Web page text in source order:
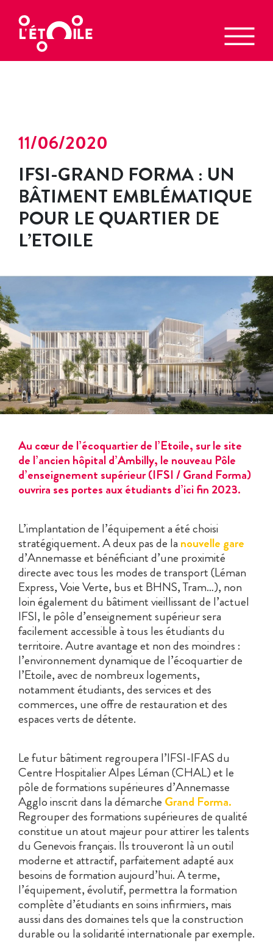
11/06/2020
IFSI-GRAND FORMA : UN
BÂTIMENT EMBLÉMATIQUE
POUR LE QUARTIER DE
L’ETOILE
Au cœur de l’écoquartier de l’Etoile, sur le site
de l’ancien hôpital d’Ambilly, le nouveau Pôle
d’enseignement supérieur (IFSI / Grand Forma)
ouvrira ses portes aux étudiants d’ici fin 2023.
L’implantation de l’équipement a été choisi
stratégiquement. A deux pas de la nouvelle gare
d’Annemasse et bénéficiant d’une proximité
directe avec tous les modes de transport (Léman
Express, Voie Verte, bus et BHNS, Tram…), non
loin également du bâtiment vieillissant de l’actuel
IFSI, le pôle d’enseignement supérieur sera
facilement accessible à tous les étudiants du
territoire. Autre avantage et non des moindres :
l’environnement dynamique de l’écoquartier de
l’Etoile, avec de nombreux logements,
notamment étudiants, des services et des
commerces, une offre de restauration et des
espaces verts de détente.
Le futur bâtiment regroupera l’IFSI-IFAS du
Centre Hospitalier Alpes Léman (CHAL) et le
pôle de formations supérieures d’Annemasse
Agglo inscrit dans la démarche Grand Forma.
Regrouper des formations supérieures de qualité
constitue un atout majeur pour attirer les talents
du Genevois français. Ils trouveront là un outil
moderne et attractif, parfaitement adapté aux
besoins de formation aujourd’hui. A terme,
l’équipement, évolutif, permettra la formation
complète d’étudiants en soins infirmiers, mais
aussi dans des domaines tels que la construction
durable ou la solidarité internationale par exemple.